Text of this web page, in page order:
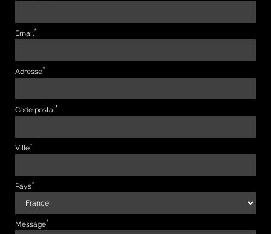
Email
Adresse
Code postal
Ville
Pays
Message